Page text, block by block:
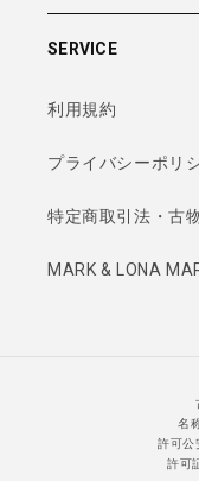
SERVICE
利用規約
プライバシーポリ
特定商取引法・古
MARK & LONA
名
許可公
許可